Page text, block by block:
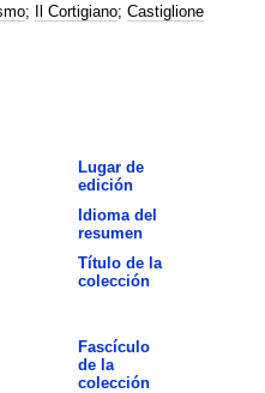
; Il Cortigiano; Castiglione
Lugar de
edición
Idioma del
resumen
Título de la
colección
Fascículo
de la
colección